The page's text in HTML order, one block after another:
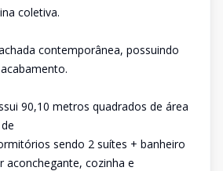
coletiva.
contemporânea, possuindo
90,10 metros quadrados de área
sendo 2 suítes + banheiro
aconchegante, cozinha e